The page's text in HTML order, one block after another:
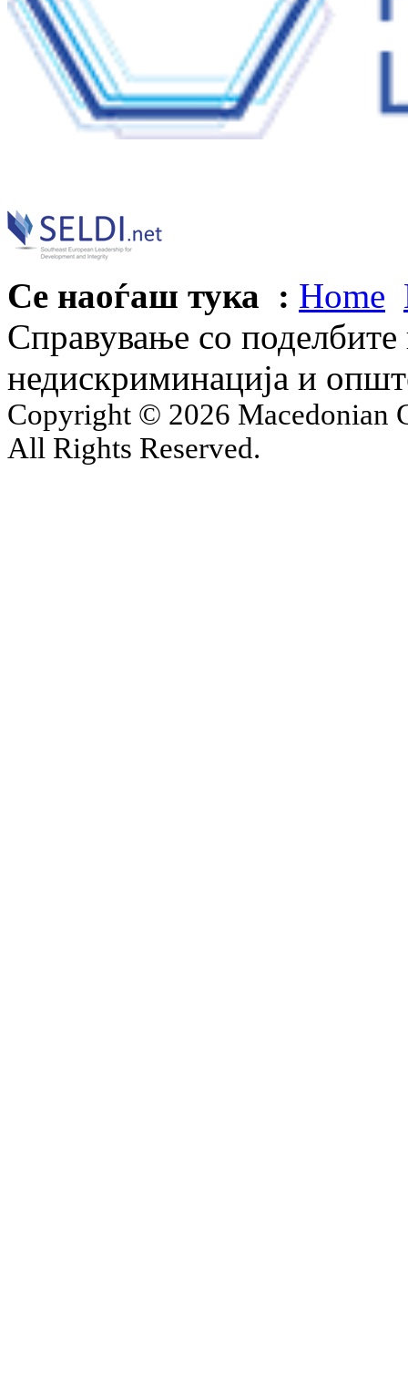
Се наоѓаш тука : Home
Справување со
недискриминација и
Copyright © 2026 Macedonian
All Rights Reserved.